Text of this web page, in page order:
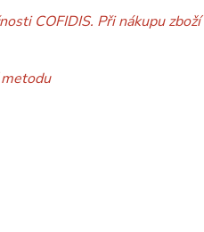
COFIDIS. Při nákupu